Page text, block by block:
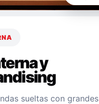
y
sueltas con grandes